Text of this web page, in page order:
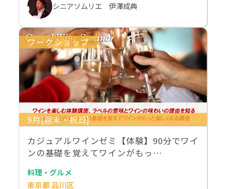
シニアソムリエ 伊澤成典
ワークショップ
9月[週末・祝日]
カジュアルワインゼミ【体験】90分でワイ
ンの基礎を覚えてワインがもっ…
料理・グルメ
東京都 品川区